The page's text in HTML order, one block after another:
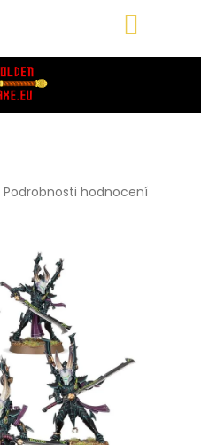
Podrobnosti hodnocení